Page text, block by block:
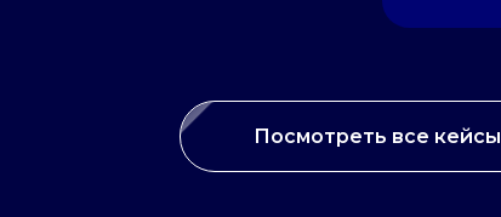
Посмотреть все кейсы